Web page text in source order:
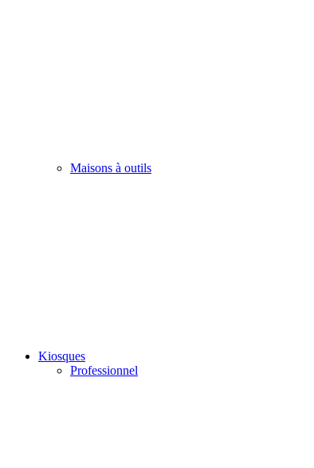
Maisons à outils
Kiosques
Professionnel